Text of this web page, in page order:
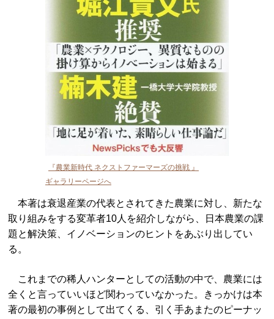
『農業新時代 ネクストファーマーズの挑戦 』
ギャラリーページへ
本著は衰退産業の代表とされてきた農業に対し、新たな
取り組みをする変革者10人を紹介しながら、日本農業の課
題と解決策、イノベーションのヒントをあぶり出してい
る。
これまでの稀人ハンターとしての活動の中で、農業には
全くと言っていいほど関わっていなかった。きっかけは本
著の最初の事例として出てくる、引く手あまたのピーナッ